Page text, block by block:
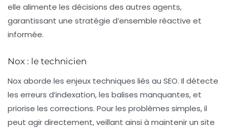
elle alimente les décisions des autres agents,
garantissant une stratégie d’ensemble réactive et
informée.
Nox : le technicien
Nox aborde les enjeux techniques liés au SEO. Il détecte
les erreurs d’indexation, les balises manquantes, et
priorise les corrections. Pour les problèmes simples, il
peut agir directement, veillant ainsi à maintenir un site